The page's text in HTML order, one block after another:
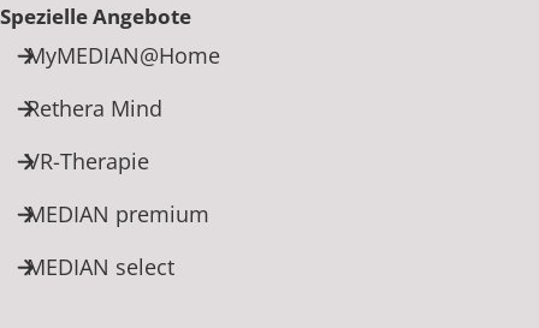
Spezielle Angebote
MyMEDIAN@Home
Rethera Mind
VR-Therapie
MEDIAN premium
MEDIAN select